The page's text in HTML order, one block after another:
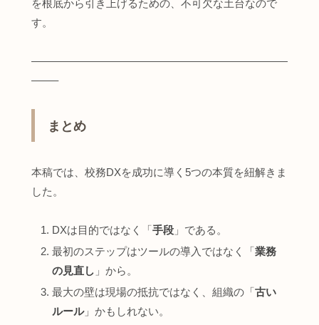
を根底から引き上げるための、不可欠な土台なので
す。
————————————————————————
——–
まとめ
本稿では、校務DXを成功に導く5つの本質を紐解きま
した。
DXは目的ではなく「手段 」である。
最初のステップはツールの導入ではなく「業務
の見直し 」から。
最大の壁は現場の抵抗ではなく、組織の「古い
ルール」かもしれない。